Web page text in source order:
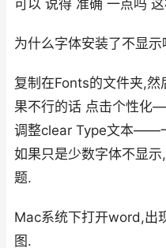
可以 说得 准确 一点吗
为什么字体安装了不显示
复制在Fonts的文件夹,然
果不行的话 点击个性
调整clear Type文本——
如果只是少数字体不显
题.
Mac系统下打开word,出
图.